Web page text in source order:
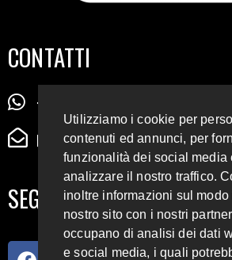
CONTATTI
+39 345 72 72 88 5
radiodigiesse@gmail.com
SEGUICI SUI SOCIAL
Utilizziamo i cookie per
contenuti ed annunci, per
funzionalità dei social media
analizzare il nostro traffico.
inoltre informazioni sul modo
nostro sito con i nostri
occupano di analisi dei dati
e social media, i quali